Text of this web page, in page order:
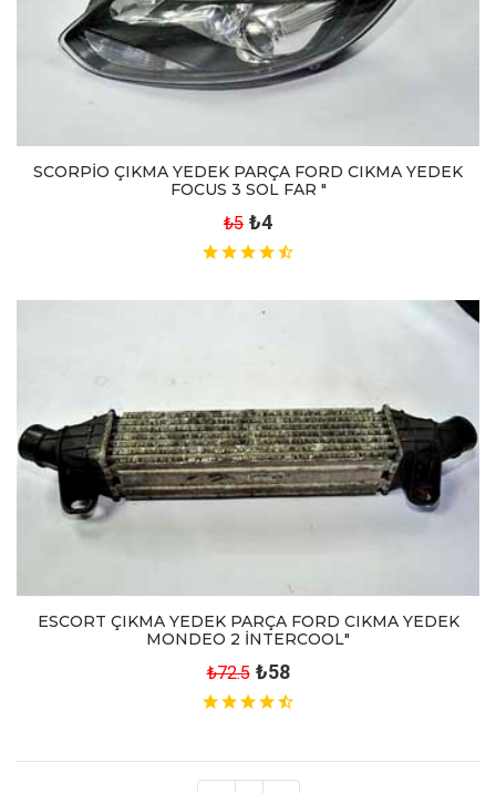
SCORPİO ÇIKMA YEDEK PARÇA FORD CIKMA YEDEK
FOCUS 3 SOL FAR "
₺5 ₺4
ESCORT ÇIKMA YEDEK PARÇA FORD CIKMA YEDEK
MONDEO 2 İNTERCOOL"
₺72.5 ₺58